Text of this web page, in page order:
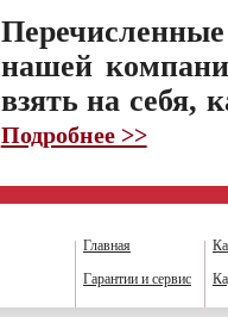
нашей
взять на себя,
Подробнее >>
Главная
Гарантии и сервис